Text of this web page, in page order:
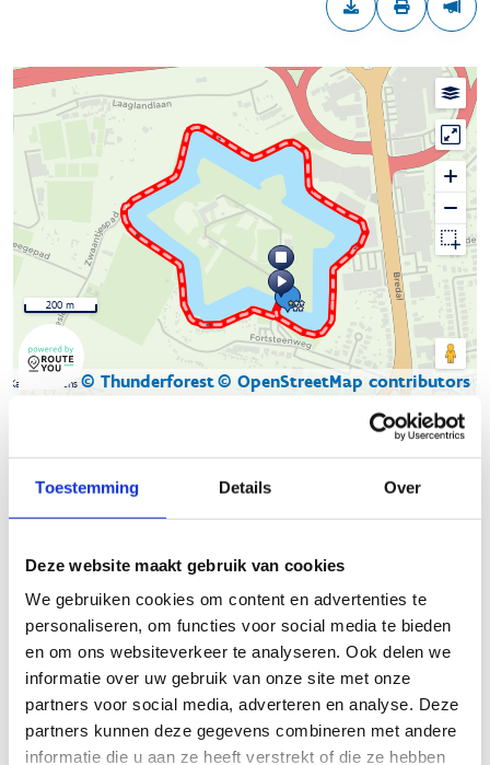
Toestemming Details Over
Deze website maakt gebruik van cookies
We gebruiken cookies om content en advertenties te
personaliseren, om functies voor social media te bieden
en om ons websiteverkeer te analyseren. Ook delen we
informatie over uw gebruik van onze site met onze
partners voor social media, adverteren en analyse. Deze
partners kunnen deze gegevens combineren met andere
informatie die u aan ze heeft verstrekt of die ze hebben
Kaartgegevens © Thunderforest© OpenStreetMap contributors
200 m
Beschrijving van de route
De rode lus van de looproute in Merksem is een populaire
een mix van bosgrond en verharde paden. De route is goed
bewegwijzerd en ideaal voor zowel beginners als gevorderde
lopers.
De rode lus maakt deel uit van het Fort van Merksem, een
historische en natuurlijke omgeving die perfect is voor een
ontspannen loopervaring. Het fort zelf heeft ook andere
lussen, zoals de groene lus van 880 meter en de blauwe lus